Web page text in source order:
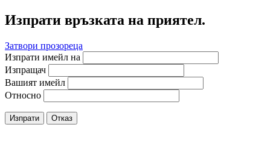
Изпрати връзката на приятел.
Затвори прозореца
Изпрати имейл на
Изпращач
Вашият имейл
Относно
Изпрати Отказ